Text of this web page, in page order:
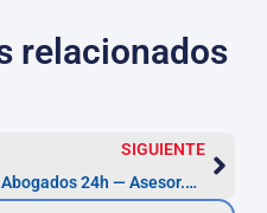
relacionados
SIGUIENTE
Abogados 24h — Asesor.Legal: asistencia urgente